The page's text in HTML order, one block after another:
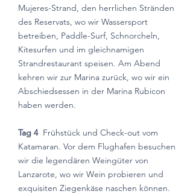
Mujeres-Strand, den herrlichen Stränden
des Reservats, wo wir Wassersport
betreiben, Paddle-Surf, Schnorcheln,
Kitesurfen und im gleichnamigen
Strandrestaurant speisen. Am Abend
kehren wir zur Marina zurück, wo wir ein
Abschiedsessen in der Marina Rubicon
haben werden.
Tag 4 Frühstück und Check-out vom
Katamaran. Vor dem Flughafen besuchen
wir die legendären Weingüter von
Lanzarote, wo wir Wein probieren und
exquisiten Ziegenkäse naschen können.